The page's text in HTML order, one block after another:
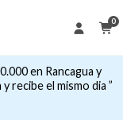
0
en Rancagua y
recibe el mismo dia ”